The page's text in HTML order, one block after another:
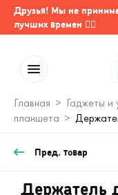
Друзья! Мы не
лучших времен 🤷‍♂️
Главная Гаджеты и
планшета
Пред. товар
Держатель